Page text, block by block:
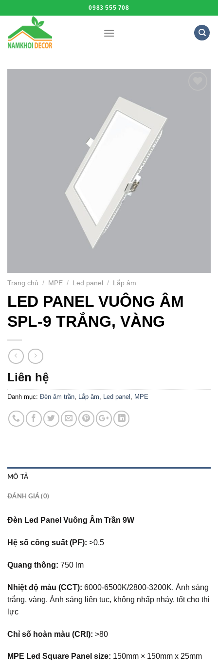
to
content
0983 555 708
Trang chủ / MPE / Led panel / Lắp âm
LED PANEL VUÔNG ÂM
SPL-9 TRẮNG, VÀNG
Liên hệ
Danh mục: Đèn âm trần, Lắp âm, Led panel , MPE
MÔ TẢ
ĐÁNH GIÁ (0)
Đèn Led Panel Vuông Âm Trần 9W
Hệ số công suất (PF): >0.5
Quang thông: 750 lm
Nhiệt độ màu (CCT): 6000-6500K/2800-3200K. Ánh sáng
trắng, vàng. Ánh sáng liên tục, không nhấp nháy, tốt cho thị
lực
Chỉ số hoàn màu (CRI): >80
MPE Led Square Panel size: 150mm × 150mm x 25mm